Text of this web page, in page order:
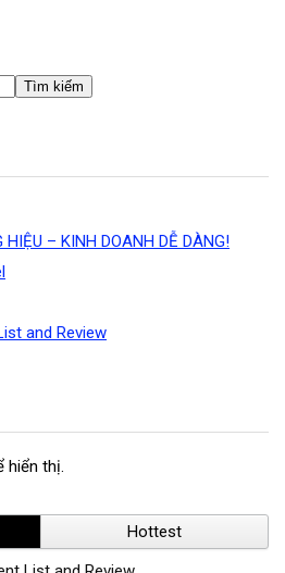
Tìm kiếm
HIỆU – KINH DOANH DỄ DÀNG!
and Review
hiển thị.
Hottest